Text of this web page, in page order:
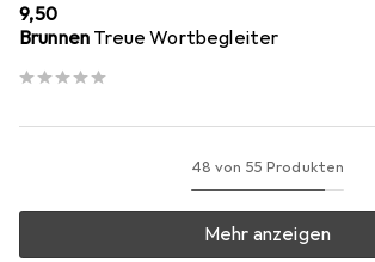
EUR
9,50
Brunnen Treue Wortbegleiter
48 von 55 Produkten
Mehr anzeigen